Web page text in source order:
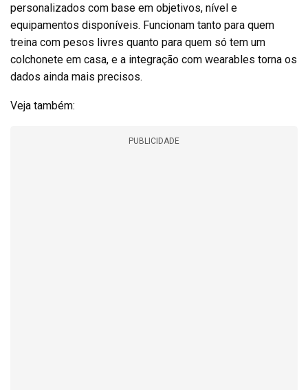
personalizados com base em objetivos, nível e
equipamentos disponíveis. Funcionam tanto para quem
treina com pesos livres quanto para quem só tem um
colchonete em casa, e a integração com wearables torna os
dados ainda mais precisos.
Veja também:
PUBLICIDADE